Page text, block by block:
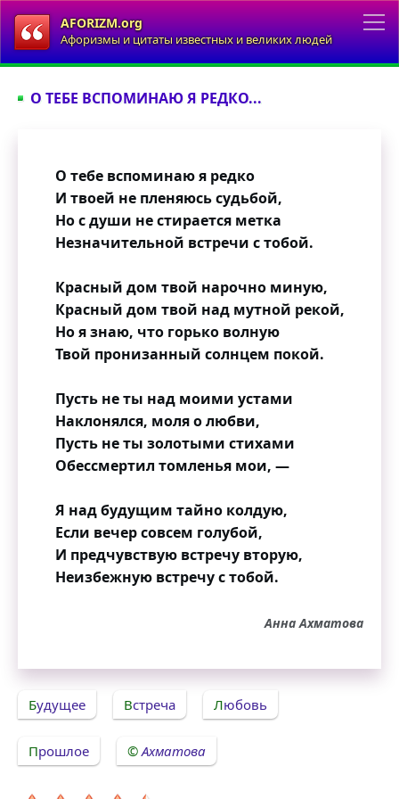
AFORIZM.org
Афоризмы и цитаты известных и великих людей
О ТЕБЕ ВСПОМИНАЮ Я РЕДКО...
О тебе вспоминаю я редко
И твоей не пленяюсь судьбой,
Но с души не стирается метка
Незначительной встречи с тобой.
Красный дом твой нарочно миную,
Красный дом твой над мутной рекой,
Но я знаю, что горько волную
Твой пронизанный солнцем покой.
Пусть не ты над моими устами
Наклонялся, моля о любви,
Пусть не ты золотыми стихами
Обессмертил томленья мои, —
Я над будущим тайно колдую,
Если вечер совсем голубой,
И предчувствую встречу вторую,
Неизбежную встречу с тобой.
Анна Ахматова
Будущее Встреча Любовь
Прошлое Ахматова